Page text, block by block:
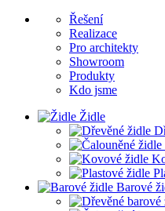
Řešení
Realizace
Pro architekty
Showroom
Produkty
Kdo jsme
Židle
Barové